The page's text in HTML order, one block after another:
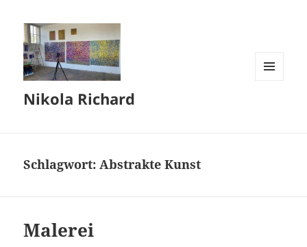
Nikola Richard
Schlagwort:Abstrakte Kunst
Malerei